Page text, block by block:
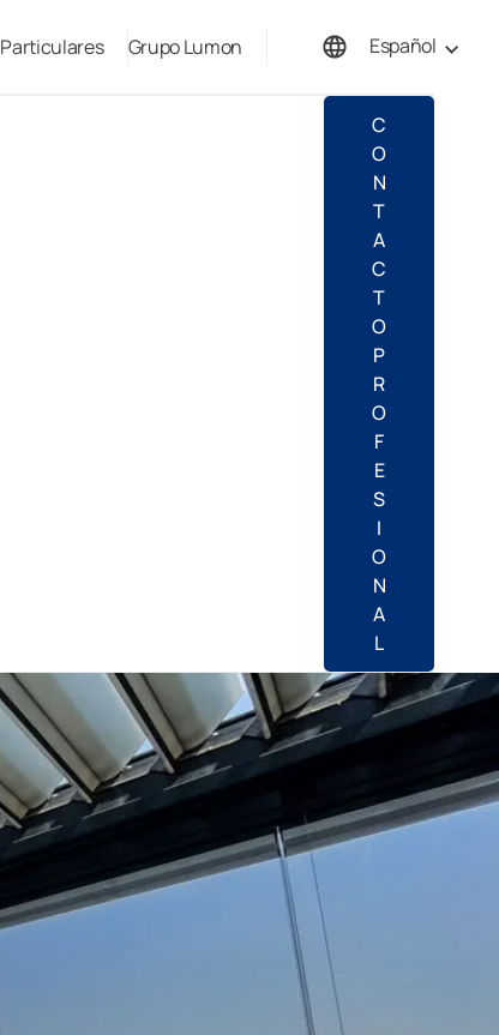
Particulares Grupo Lumon
Español
C
O
N
T
A
C
T
O
P
R
O
F
E
S
I
O
N
A
L